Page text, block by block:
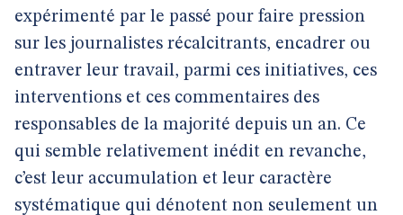
expérimenté par le passé pour faire pression
sur les journalistes récalcitrants, encadrer ou
entraver leur travail, parmi ces initiatives, ces
interventions et ces commentaires des
responsables de la majorité depuis un an. Ce
qui semble relativement inédit en revanche,
c’est leur accumulation et leur caractère
systématique qui dénotent non seulement un